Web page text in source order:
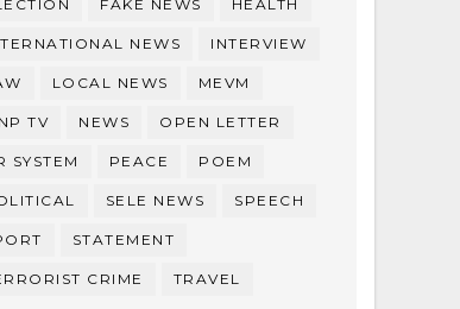
FAKE NEWS HEALTH
NEWS INTERVIEW
LOCAL NEWS MEVM
TV NEWS OPEN LETTER
SYSTEM PEACE POEM
SELE NEWS SPEECH
STATEMENT
CRIME TRAVEL